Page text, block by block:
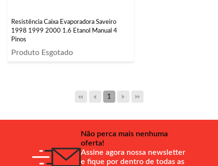
Resistência Caixa Evaporadora Saveiro
1998 1999 2000 1.6 Etanol Manual 4
Pinos
Produto Esgotado
1
Não perca mais nenhuma
oferta!
Assine agora nossa newsletter
e fique por dentro de todas as